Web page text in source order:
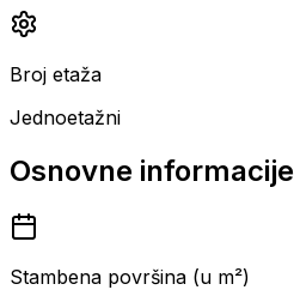
Broj etaža
Jednoetažni
Osnovne informacije
Stambena površina (u m²)